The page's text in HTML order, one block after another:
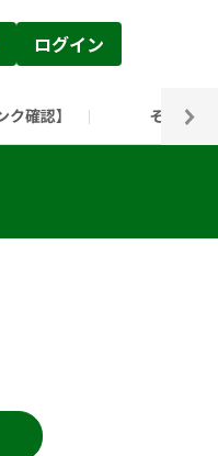
ログイン
確認】 その他